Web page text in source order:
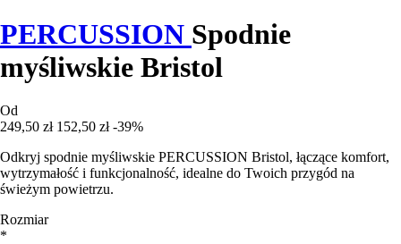
PERCUSSION Spodnie
myśliwskie Bristol
Od
249,50 zł 152,50 zł -39%
Odkryj spodnie myśliwskie PERCUSSION Bristol, łączące komfort,
wytrzymałość i funkcjonalność, idealne do Twoich przygód na
świeżym powietrzu.
Rozmiar
*